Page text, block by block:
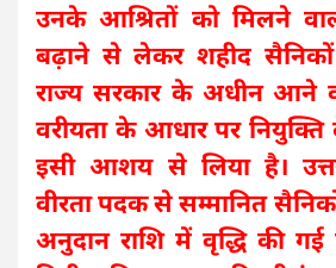
उनके आश्रितों को मिलने
बढ़ाने से लेकर शहीद
राज्य सरकार के अधीन आने
वरीयता के आधार पर नियुक्ति
इसी आशय से लिया है।
वीरता पदक से सम्मानित
अनुदान राशि में वृद्धि की गई